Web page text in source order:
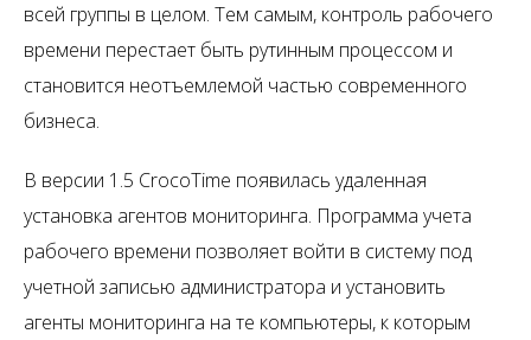
всей группы в целом. Тем самым, контроль рабочего
времени перестает быть рутинным процессом и
становится неотъемлемой частью современного
бизнеса.
В версии 1.5 CrocoTime появилась удаленная
установка агентов мониторинга. Программа учета
рабочего времени позволяет войти в систему под
учетной записью администратора и установить
агенты мониторинга на те компьютеры, к которым